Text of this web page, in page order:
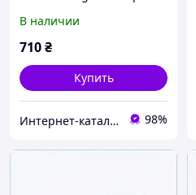
В наличии
710₴
Купить
Интер​нет-ка​та​лог с​ки​​док "ZAKAZ!K" 98%